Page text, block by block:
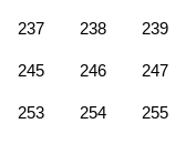
237 238 239
245 246 247
253 254 255